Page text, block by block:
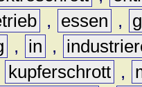
, essen ,
, in ,
kupferschrott ,